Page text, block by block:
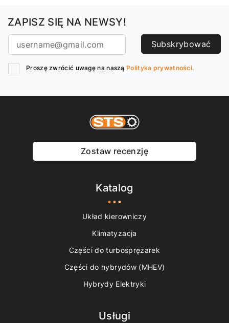
ZAPISZ SIĘ NA NEWSY!
Subskrybować
Proszę zwrócić uwagę na naszą Polityka prywatności.
Zostaw recenzję
Katalog
Układ kierowniczy
Klimatyzacja
Części do turbosprężarek
Części do hybrydów (MHEV)
Hybrydy Elektryki
Usługi